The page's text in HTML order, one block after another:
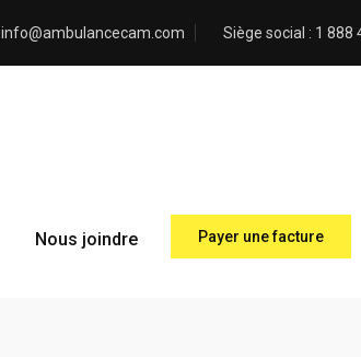
info@ambulancecam.com Siège social : 1 888
Nous joindre Payer une facture